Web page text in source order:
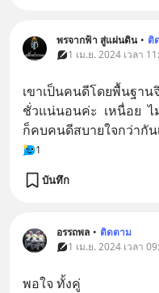
พรจากฟ้า สู่แผ่นดิน • ติ
1 เม.ย. 2024 เวลา
เขาเป็นคนดีโดยพื้นฐาน
ชั่วแน่นอนค่ะ  เหนื่อย  ไ
ก็คบคนดีสบายใจกว่ากัน
1
บันทึก
อรรถพล • ติดตาม
1 เม.ย. 2024 เวลา
พอใจ ทั้งคู่